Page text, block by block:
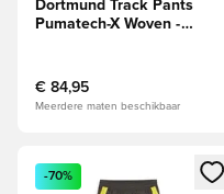
Dortmund Track Pants
Pumatech-X Woven -
€ 84,95
Meerdere maten beschikbaar
Opent een venster om
-70%